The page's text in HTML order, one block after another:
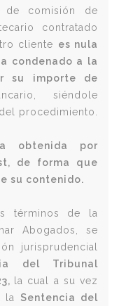
de comisión de
contratado
cliente es nula
condenado a la
su importe de
siéndole
procedimiento.
obtenida por
de forma que
su contenido.
términos de la
Abogados, se
jurisprudencial
del Tribunal
la cual a su vez
la Sentencia del